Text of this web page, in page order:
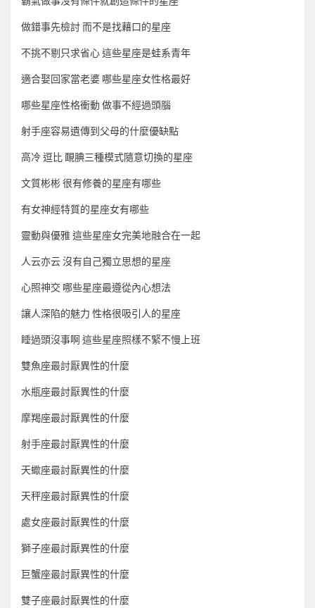
做錯事先檢討 而不是找藉口的星座
不挑不剔只求省心 這些星座是蛙系青年
適合娶回家當老婆 哪些星座女性格最好
哪些星座性格衝動 做事不經過頭腦
射手座容易遺傳到父母的什麼優缺點
高冷 逗比 靦腆三種模式隨意切換的星座
文質彬彬 很有修養的星座有哪些
有女神經特質的星座女有哪些
靈動與優雅 這些星座女完美地融合在一起
人云亦云 沒有自己獨立思想的星座
心照神交 哪些星座最遵從內心想法
讓人深陷的魅力 性格很吸引人的星座
睡過頭沒事啊 這些星座照樣不緊不慢上班
雙魚座最討厭異性的什麼
水瓶座最討厭異性的什麼
摩羯座最討厭異性的什麼
射手座最討厭異性的什麼
天蠍座最討厭異性的什麼
天秤座最討厭異性的什麼
處女座最討厭異性的什麼
獅子座最討厭異性的什麼
巨蟹座最討厭異性的什麼
雙子座最討厭異性的什麼